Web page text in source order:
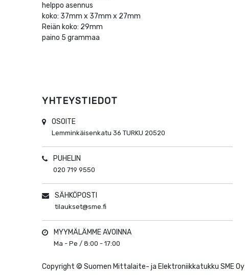
helppo asennus
koko: 37mm x 37mm x 27mm
Reiän koko: 29mm
paino 5 grammaa
YHTEYSTIEDOT
OSOITE
Lemminkäisenkatu 36 TURKU 20520
PUHELIN
020 719 9550
SÄHKÖPOSTI
tilaukset@sme.fi
MYYMÄLÄMME AVOINNA
Ma - Pe / 8:00 - 17:00
Copyright © Suomen Mittalaite- ja Elektroniikkatukku SME Oy